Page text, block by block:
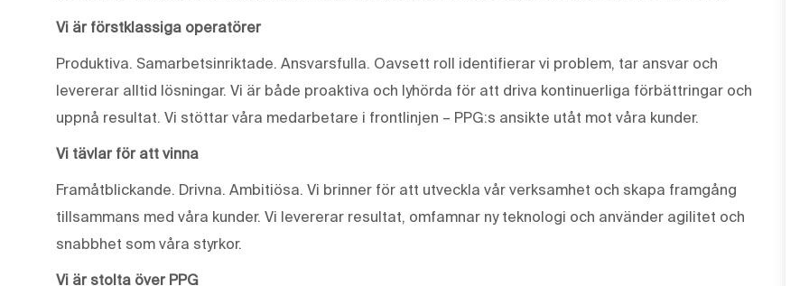
Vi är förstklassiga operatörer
Produktiva. Samarbetsinriktade. Ansvarsfulla. Oavsett roll identifierar vi problem, tar ansvar och
levererar alltid lösningar. Vi är både proaktiva och lyhörda för att driva kontinuerliga förbättringar och
uppnå resultat. Vi stöttar våra medarbetare i frontlinjen – PPG:s ansikte utåt mot våra kunder.
Vi tävlar för att vinna
Framåtblickande. Drivna. Ambitiösa. Vi brinner för att utveckla vår verksamhet och skapa framgång
tillsammans med våra kunder. Vi levererar resultat, omfamnar ny teknologi och använder agilitet och
snabbhet som våra styrkor.
Vi är stolta över PPG